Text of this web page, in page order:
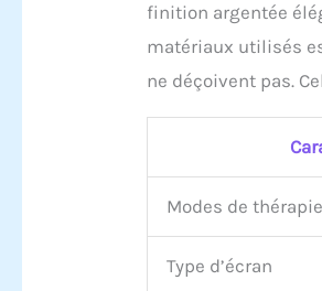
finition argentée
matériaux utilisés
ne déçoivent pas.
Modes de thérapie
Type d’écran